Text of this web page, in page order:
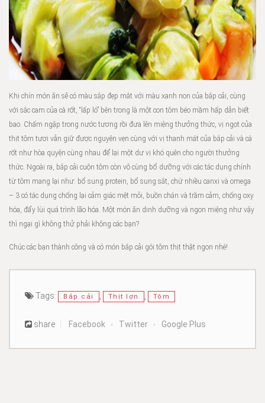
Khi chín món ăn sẽ có màu sắp đẹp mắt với màu xanh non của bắp cải, cùng
với sắc cam của cà rốt, “lấp ló” bên trong là một con tôm béo mầm hấp dẫn biết
bao. Chấm ngập trong nước tương rồi đưa lên miệng thưởng thức, vị ngọt của
thịt tôm tươi vẫn giữ được nguyên vẹn cùng với vị thanh mát của bắp cải và cà
rốt như hòa quyện cùng nhau để lại một dư vị khó quên cho người thưởng
thức. Ngoài ra, bắp cải cuộn tôm còn vô cùng bổ dưỡng với các tác dụng chính
từ tôm mang lại như: bổ sung protein, bổ sung sắt, chứ nhiều canxi và omega
– 3 có tác dụng chống lại cảm giác mệt mỏi, buồn chán và trầm cảm, chống oxy
hóa, đẩy lùi quá trình lão hóa. Một món ăn dinh dưỡng và ngon miệng như vậy
thì ngại gì không thử phải không các bạn?
Chúc các bạn thành công và có món bắp cải gói tôm thịt thật ngon nhé!
Tags: Bắp cải Thịt lợn Tôm
share Facebook Twitter Google Plus